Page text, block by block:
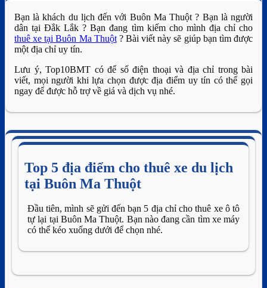
Bạn là khách du lịch đến với Buôn Ma Thuột ? Bạn là người
dân tại Đắk Lắk ? Bạn đang tìm kiếm cho mình địa chỉ cho
thuê xe tại Buôn Ma Thuột? Bài viết này sẽ giúp bạn tìm được
một địa chỉ uy tín.
Lưu ý, Top10BMT có để số điện thoại và địa chỉ trong bài
viết, mọi người khi lựa chọn được địa điểm uy tín có thể gọi
ngay để được hỗ trợ về giá và dịch vụ nhé.
Top 5 địa điểm cho thuê xe du lịch
tại Buôn Ma Thuột
Đầu tiên, mình sẽ gửi đến bạn 5 địa chỉ cho thuê xe ô tô
tự lại tại Buôn Ma Thuột. Bạn nào đang cần tìm xe máy
có thể kéo xuống dưới để chọn nhé.